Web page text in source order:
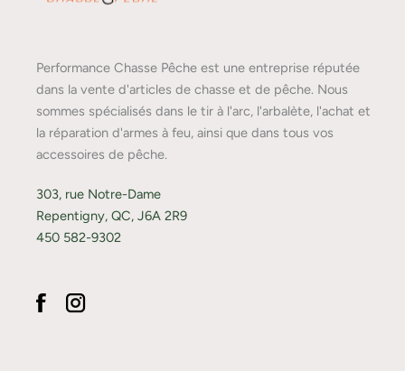
Performance Chasse Pêche est une entreprise réputée
dans la vente d'articles de chasse et de pêche. Nous
sommes spécialisés dans le tir à l'arc, l'arbalète, l'achat et
la réparation d'armes à feu, ainsi que dans tous vos
accessoires de pêche.
303, rue Notre-Dame
Repentigny, QC, J6A 2R9
450 582-9302